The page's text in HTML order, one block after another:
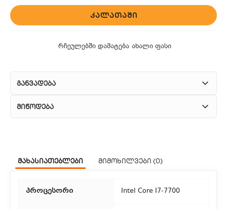
ᲙᲐᲚᲐᲗᲐᲨᲘ
რჩეულებში დამატება ახალი ფასი
განვადება
მიწოდება
თბილისის მასშტაბით.
მახასიათებლები მიმოხილვები (0)
პროცესორი Intel Core I7-7700